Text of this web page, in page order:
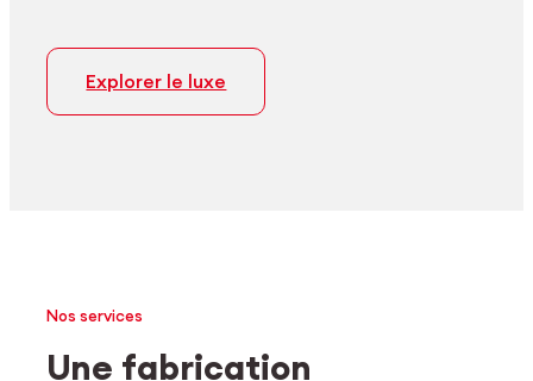
Explorer le luxe
Nos services
Une fabrication